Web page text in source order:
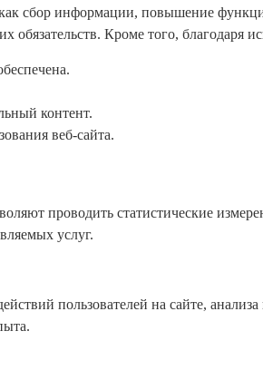
сбор информации, повышение
обязательств. Кроме того, благодаря
контент.
веб-сайта.
проводить статистические
услуг.
пользователей на сайте,